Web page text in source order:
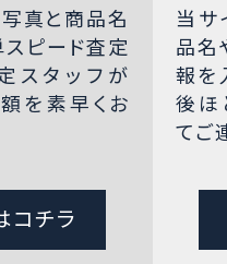
真と商品名
ピード査定
スタッフが
を素早くお
コチラ
当サ
品名
報を
後ほ
てご